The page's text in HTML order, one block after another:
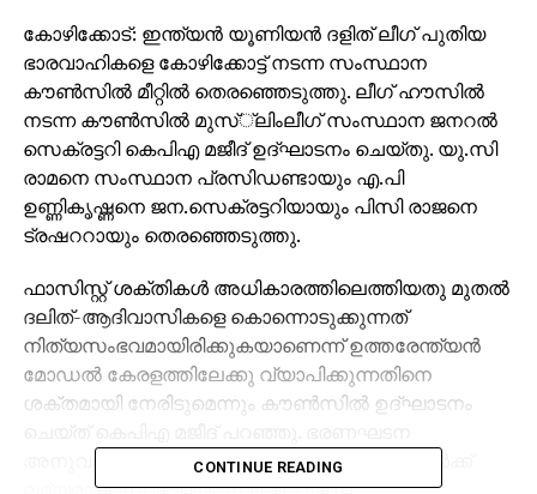
കോഴിക്കോട്: ഇന്ത്യന്‍ യൂണിയന്‍ ദളിത് ലീഗ് പുതിയ
ഭാരവാഹികളെ കോഴിക്കോട്ട് നടന്ന സംസ്ഥാന
കൗണ്‍സില്‍ മീറ്റില്‍ തെരഞ്ഞെടുത്തു. ലീഗ് ഹൗസില്‍
നടന്ന കൗണ്‍സില്‍ മുസ്്‌ലിംലീഗ് സംസ്ഥാന ജനറല്‍
സെക്രട്ടറി കെപിഎ മജീദ് ഉദ്ഘാടനം ചെയ്തു. യു.സി
രാമനെ സംസ്ഥാന പ്രസിഡണ്ടായും എ.പി
ഉണ്ണികൃഷ്ണനെ ജന.സെക്രട്ടറിയായും പിസി രാജനെ
ട്രഷററായും തെരഞ്ഞെടുത്തു.
ഫാസിസ്റ്റ് ശക്തികള്‍ അധികാരത്തിലെത്തിയതു മുതല്‍
ദലിത്-ആദിവാസികളെ കൊന്നൊടുക്കുന്നത്
നിത്യസംഭവമായിരിക്കുകയാണെന്ന് ഉത്തരേന്ത്യന്‍
മോഡല്‍ കേരളത്തിലേക്കു വ്യാപിക്കുന്നതിനെ
ശക്തമായി നേരിടുമെന്നും കൗണ്‍സില്‍ ഉദ്ഘാടനം
അനുവദിക്കുന്ന അവകാശങ്ങള്‍ ഈ വിഭാഗങ്ങള്‍ക്ക്
CONTINUE READING